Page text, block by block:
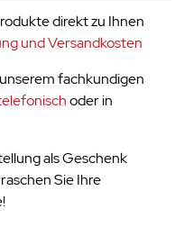
direkt zu Ihnen
und Versandkosten
fachkundigen
oder in
als Geschenk
Sie Ihre